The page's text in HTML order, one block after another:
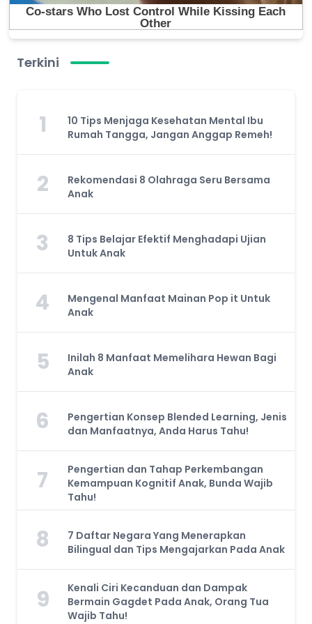
Terkini
1
10 Tips Menjaga Kesehatan Mental Ibu
Rumah Tangga, Jangan Anggap Remeh!
2
Rekomendasi 8 Olahraga Seru Bersama
Anak
3
8 Tips Belajar Efektif Menghadapi Ujian
Untuk Anak
4
Mengenal Manfaat Mainan Pop it Untuk
Anak
5
Inilah 8 Manfaat Memelihara Hewan Bagi
Anak
6
Pengertian Konsep Blended Learning, Jenis
dan Manfaatnya, Anda Harus Tahu!
7
Pengertian dan Tahap Perkembangan
Kemampuan Kognitif Anak, Bunda Wajib
Tahu!
8
7 Daftar Negara Yang Menerapkan
Bilingual dan Tips Mengajarkan Pada Anak
9
Kenali Ciri Kecanduan dan Dampak
Bermain Gagdet Pada Anak, Orang Tua
Wajib Tahu!